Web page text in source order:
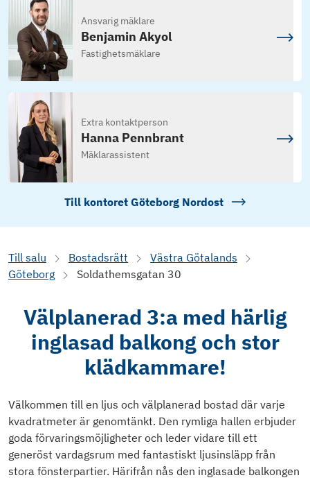
Ansvarig mäklare
Benjamin Akyol
Fastighetsmäklare
Extra kontaktperson
Hanna Pennbrant
Mäklarassistent
Till kontoret Göteborg Nordost
Till salu Bostadsrätt
Västra Götalands
Göteborg
Soldathemsgatan 30
Välplanerad 3:a med härlig
inglasad balkong och stor
klädkammare!
Välkommen till en ljus och välplanerad bostad där varje
kvadratmeter är genomtänkt. Den rymliga hallen erbjuder
goda förvaringsmöjligheter och leder vidare till ett
generöst vardagsrum med fantastiskt ljusinsläpp från
stora fönsterpartier. Härifrån nås den inglasade balkongen